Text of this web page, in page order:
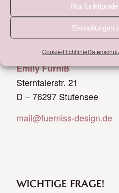
Nur
Einstellungen
Cookie-Richtlinie
WICHTIGE
Fürniß_DESIGN
Emily Fürniß
Sterntalerstr. 21
D – 76297 Stutensee
mail@fuerniss-design.de
WICHTIGE FRAGE!